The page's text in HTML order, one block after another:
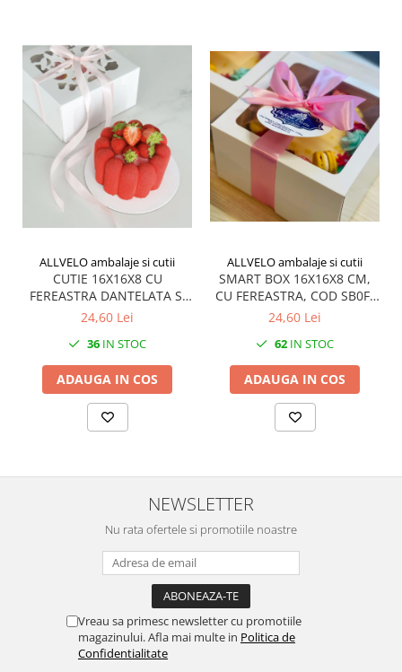
ALLVELO ambalaje si cutii
CUTIE 16X16X8 CU
FEREASTRA DANTELATA SI
TAVITA, SB0DT- ALB, SET 5
24,60 Lei
36 IN STOC
ADAUGA IN COS
ALLVELO ambalaje si cutii
SMART BOX 16X16X8 CM,
CU FEREASTRA, COD SB0F-
ALB, SET 5 BUC
24,60 Lei
62 IN STOC
ADAUGA IN COS
NEWSLETTER
Nu rata ofertele si promotiile noastre
Vreau sa primesc newsletter cu promotiile
magazinului. Afla mai multe in Politica de
Confidentialitate